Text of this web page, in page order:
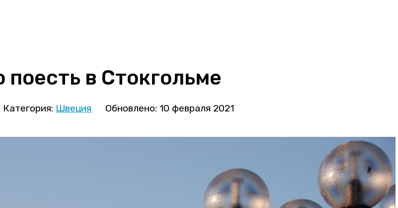
поесть в Стокгольме
Категория: Швеция Обновлено: 10 февраля 2021